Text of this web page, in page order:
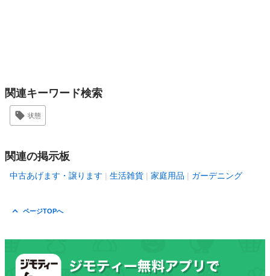
関連キーワード検索
状態
関連の掲示板
中古あげます・譲ります 生活雑貨 家庭用品 ガーデニング
ページTOPへ